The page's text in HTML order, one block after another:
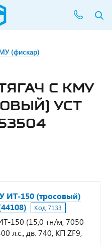
(фискар)
С КМУ
УСТ
ИТ-150 (тросовый)
Код:7133
150 (15,0 тн/м, 7050
л.с., дв. 740, КП ZF9,